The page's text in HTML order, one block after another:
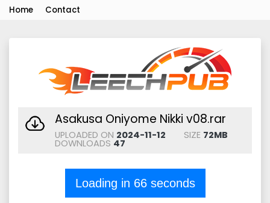
Home Contact
Asakusa Oniyome Nikki v08.rar
UPLOADED ON 2024-11-12 SIZE 72MB
DOWNLOADS 47
Loading in 66seconds